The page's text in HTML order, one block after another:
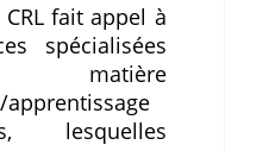
fait appel à
spécialisées
lesquelles